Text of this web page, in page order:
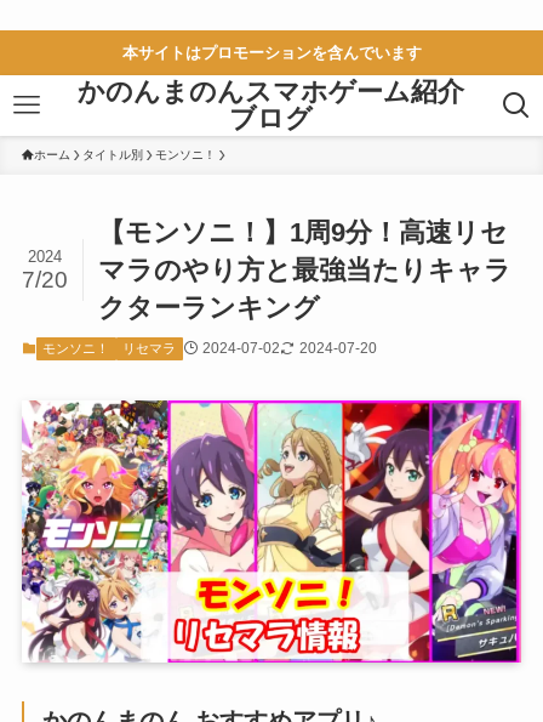
本サイトはプロモーションを含んでいます
かのんまのんスマホゲーム紹介
ブログ
ホーム タイトル別 モンソニ！
【モンソニ！】1周9分！高速リセ
マラのやり方と最強当たりキャラ
クターランキング
2024
7/20
モンソニ！ リセマラ 2024-07-02 2024-07-20